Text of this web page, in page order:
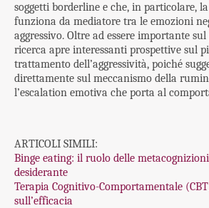
soggetti borderline e che, in particolare,
funziona da mediatore tra le emozioni
aggressivo. Oltre ad essere importante
ricerca apre interessanti prospettive sul
trattamento dell’aggressività, poiché
direttamente sul meccanismo della
l’escalation emotiva che porta al
ARTICOLI SIMILI:
Binge eating: il ruolo delle
desiderante
Terapia Cognitivo-Comportamentale
sull’efficacia